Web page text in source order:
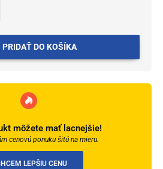
PRIDAŤ DO KOŠÍKA
môžete mať lacnejšie!
cenovú ponuku šitú na mieru.
LEPŠIU CENU